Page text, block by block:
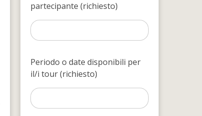
partecipante (richiesto)
Periodo o date disponibili per
il/i tour (richiesto)